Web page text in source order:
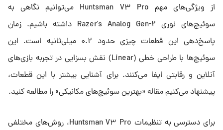
از ویژگی‌های مهم Huntsman V۳ Pro می‌توانیم نگاهی به
سوئیچ‌های نوری Razer's Analog Gen-۲ داشته باشیم. زمان
پاسخ‌دهی این قطعات چیزی حدود ۰.۲ میلی‌ثانیه است. این
سوئیچ‌ها با طراحی خطی (Linear) نقش بسزایی در تجربه بازی‌‌های
آنلاین و رقابتی ایفا می‌کنند. برای آشنایی بیشتر با این قطعات،
پیشنهاد می‌کنیم مقاله «بهترین سوئیچ‌های مکانیکی» را مطالعه کنید.
برای دسترسی به تنظیمات Huntsman V۳ Pro، روش‌های مختلفی